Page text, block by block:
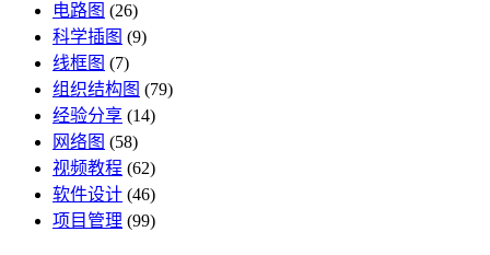
电路图 (26)
科学插图 (9)
线框图 (7)
组织结构图 (79)
经验分享 (14)
网络图 (58)
视频教程 (62)
软件设计 (46)
项目管理 (99)